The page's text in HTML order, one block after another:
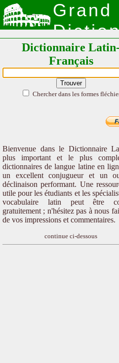
Grand
Latin
Dictionnaire
Français
Chercher dans les formes
Bienvenue dans le Dictionnaire
plus important et le plus
dictionnaires de langue latine en
un excellent conjugueur et un
déclinaison performant. Une
utile pour les étudiants et les
vocabulaire latin peut être
gratuitement ; n'hésitez pas à nous
de vos impressions et commentaires.
continue ci-dessous